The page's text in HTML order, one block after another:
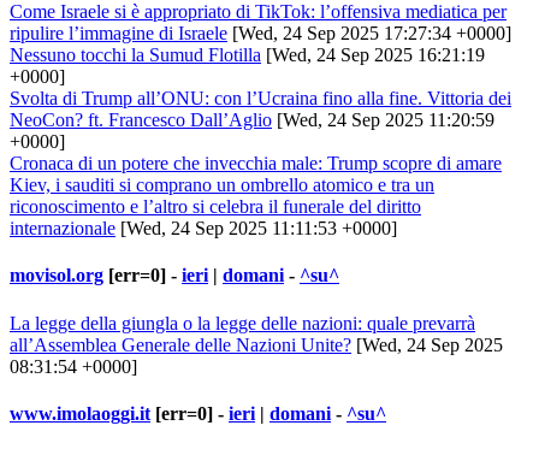
Come Israele si è appropriato di TikTok: l’offensiva mediatica per
ripulire l’immagine di Israele [Wed, 24 Sep 2025 17:27:34 +0000]
Nessuno tocchi la Sumud Flotilla [Wed, 24 Sep 2025 16:21:19
+0000]
Svolta di Trump all’ONU: con l’Ucraina fino alla fine. Vittoria dei
NeoCon? ft. Francesco Dall’Aglio [Wed, 24 Sep 2025 11:20:59
+0000]
Cronaca di un potere che invecchia male: Trump scopre di amare
Kiev, i sauditi si comprano un ombrello atomico e tra un
riconoscimento e l’altro si celebra il funerale del diritto
internazionale [Wed, 24 Sep 2025 11:11:53 +0000]
movisol.org [err=0] - ieri | domani - ^su^
La legge della giungla o la legge delle nazioni: quale prevarrà
all’Assemblea Generale delle Nazioni Unite? [Wed, 24 Sep 2025
08:31:54 +0000]
www.imolaoggi.it [err=0] - ieri | domani - ^su^